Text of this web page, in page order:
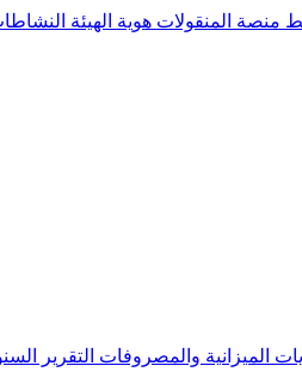
منصة المنقولات هوية الهيئة
الميزانية والمصروفات التقرير